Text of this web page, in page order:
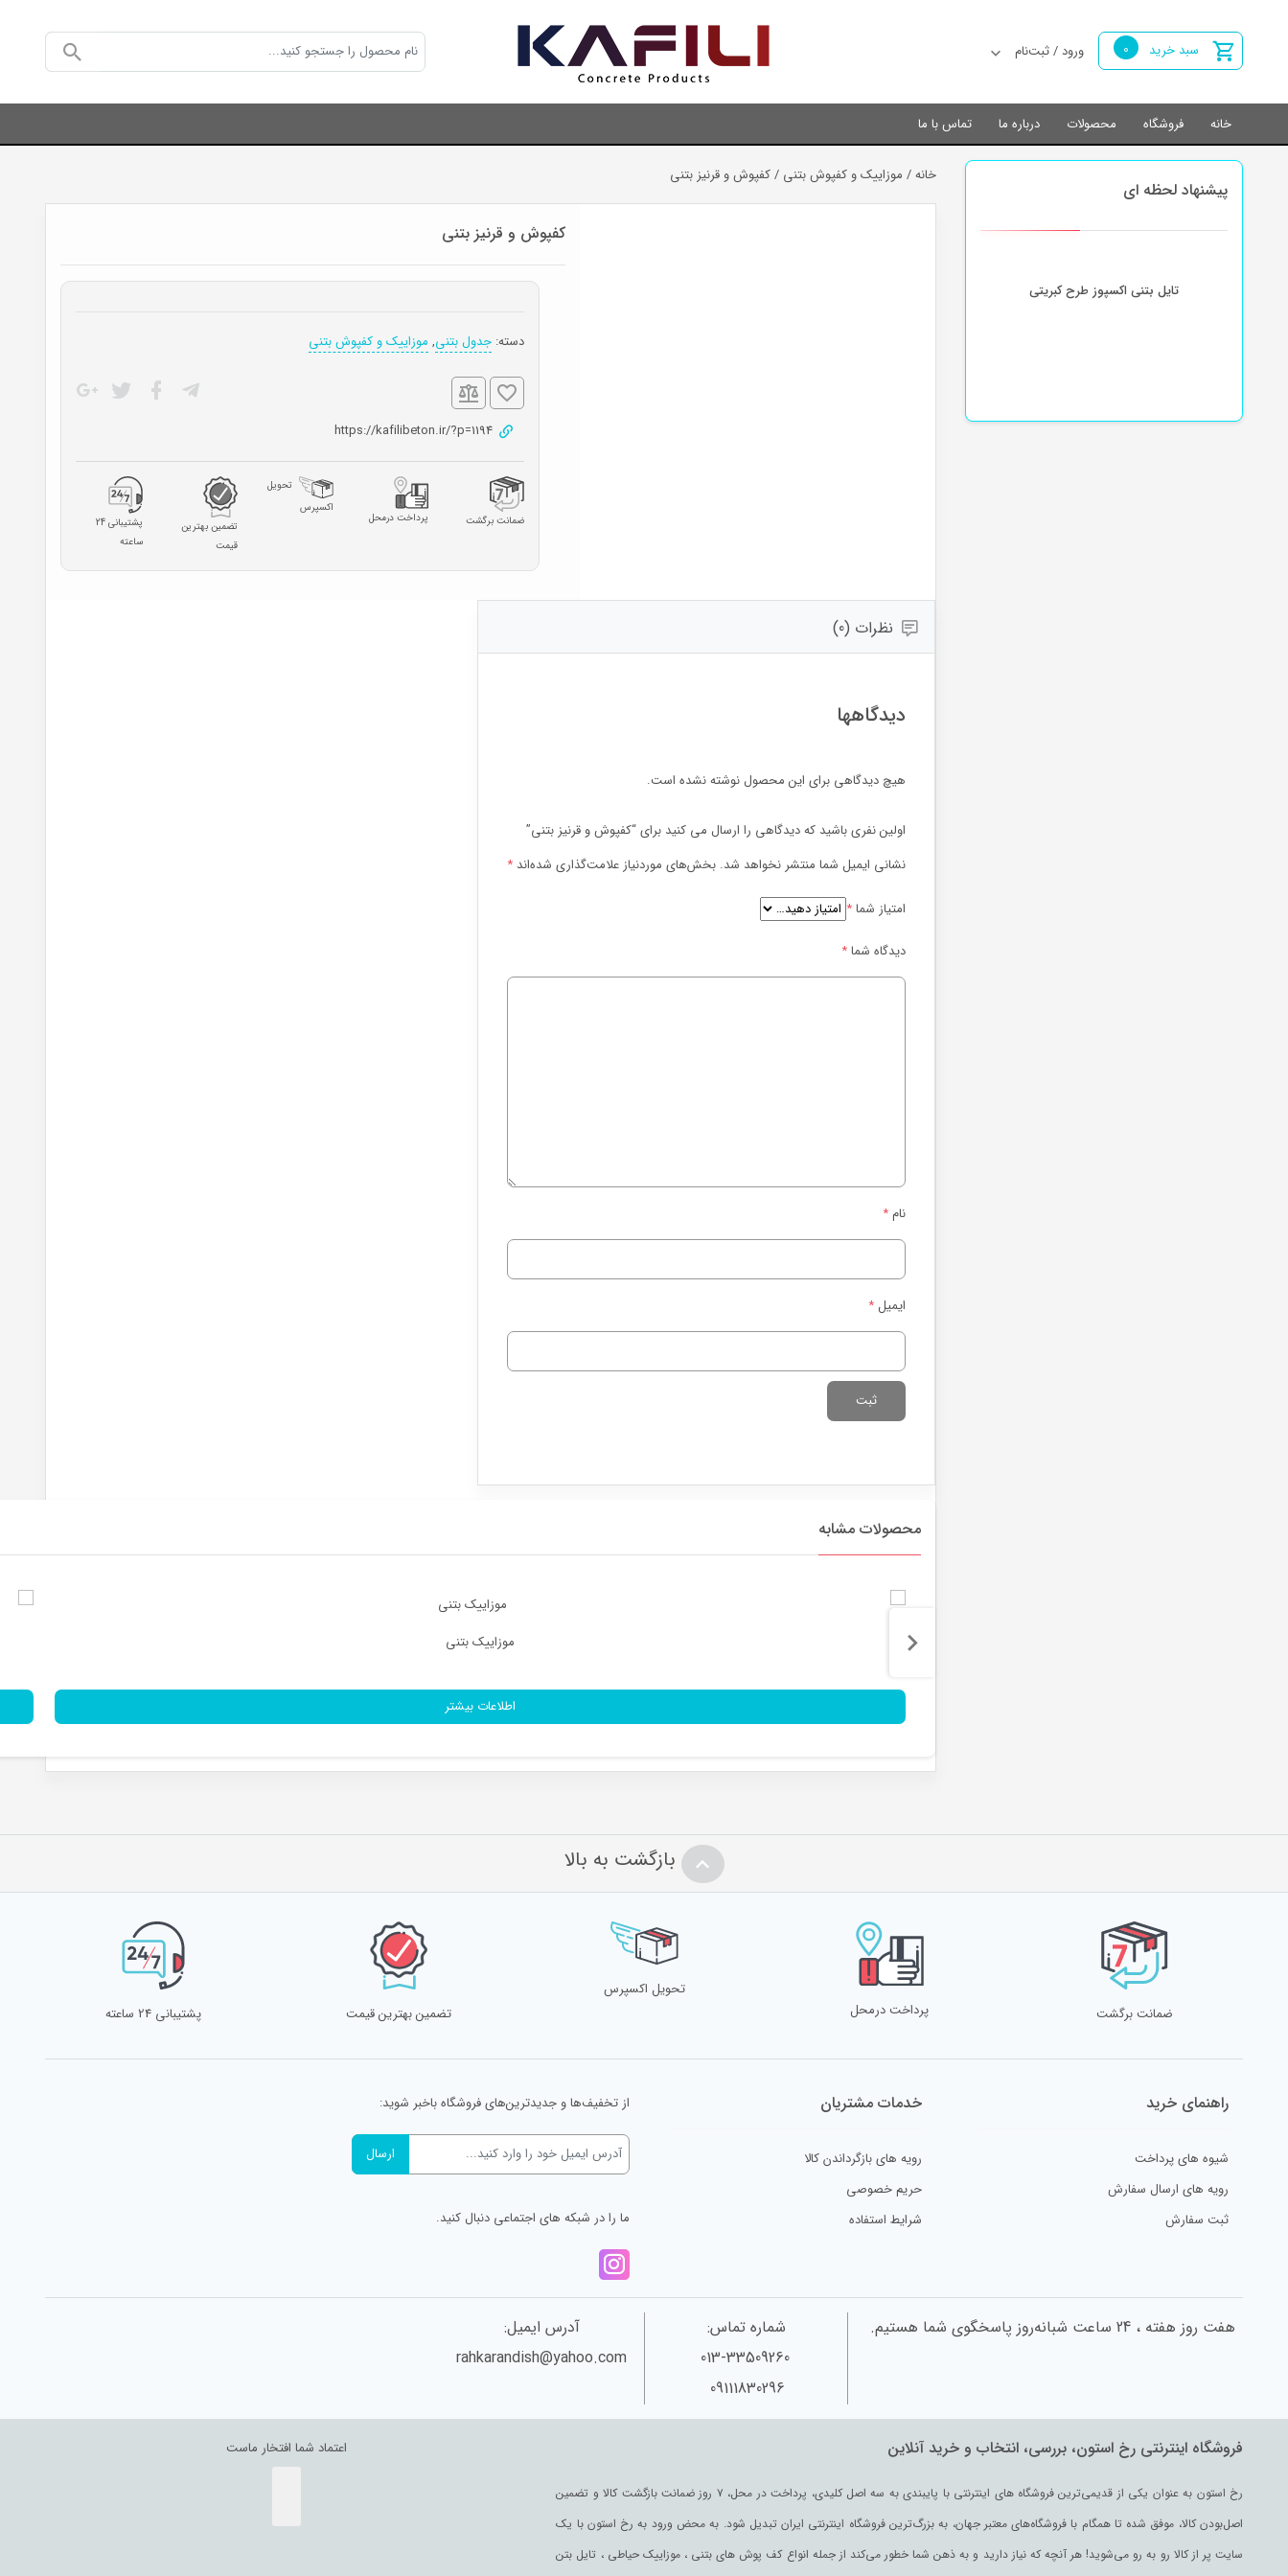
سبد خرید 0 ورود / ثبت‌نام
خانه فروشگاه محصولات درباره ما تماس با ما
خانه/ موزاییک و کفپوش بتنی / کفپوش و قرنیز بتنی
کفپوش و قرنیز بتنی
دسته: جدول بتنی, موزاییک و کفپوش بتنی
https://kafilibeton.ir/?p=1194
ضمانت برگشت پرداخت درمحل
تحویل
اکسپرس
تضمین بهترین
قیمت
پشتیبانی 24
ساعته
نظرات (0)
دیدگاهها
هیچ دیدگاهی برای این محصول نوشته نشده است.
اولین نفری باشید که دیدگاهی را ارسال می کنید برای “کفپوش و قرنیز بتنی”
نشانی ایمیل شما منتشر نخواهد شد. بخش‌های موردنیاز علامت‌گذاری شده‌اند *
امتیاز شما*
دیدگاه شما*
نام*
ایمیل *
محصولات مشابه
موزاییک بتنی
اطلاعات بیشتر
پیشنهاد لحظه ای
تایل بتنی اکسپوز طرح کبریتی
بازگشت به بالا
ضمانت برگشت پرداخت درمحل
تحویل اکسپرس
تضمین بهترین قیمت
پشتیبانی 24 ساعته
راهنمای خرید
شیوه های پرداخت
رویه های ارسال سفارش
ثبت سفارش
خدمات مشتریان
رویه های بازگرداندن کالا
حریم خصوصی
شرایط استفاده
از تخفیف‌ها و جدیدترین‌های فروشگاه باخبر شوید:
ما را در شبکه های اجتماعی دنبال کنید.
هفت روز هفته ، 24 ساعت شبانه‌روز پاسخگوی شما هستیم.
شماره تماس:
013-33509260
09111830296
آدرس ایمیل:
rahkarandish@yahoo.com
فروشگاه اینترنتی رخ استون، بررسی، انتخاب و خرید آنلاین
رخ استون به عنوان یکی از قدیمی‌ترین فروشگاه های اینترنتی با پایبندی به سه اصل کلیدی، پرداخت در محل، ۷ روز ضمانت بازگشت کالا و تضمین
اصل‌بودن کالا، موفق شده تا همگام با فروشگاه‌های معتبر جهان، به بزرگ‌ترین فروشگاه اینترنتی ایران تبدیل شود. به محض ورود به رخ استون با یک
سایت پر از کالا رو به رو می‌شوید! هر آنچه که نیاز دارید و به ذهن شما خطور می‌کند از جمله انواع کف پوش های بتنی ، موزاییک حیاطی ، تایل بتن
اعتماد شما افتخار ماست